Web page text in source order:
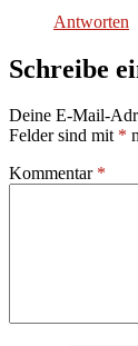
Antworten
Schreibe
Deine E-Mail-
Felder sind mit *
Kommentar *